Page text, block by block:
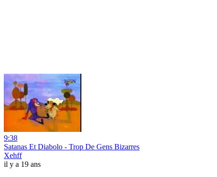
9:38
Satanas Et Diabolo - Trop De Gens Bizarres
Xehff
il y a 19 ans